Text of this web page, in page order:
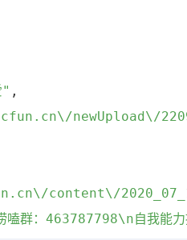
" ,
newUpload\/
content\/
嗑群：463787798\n自我能